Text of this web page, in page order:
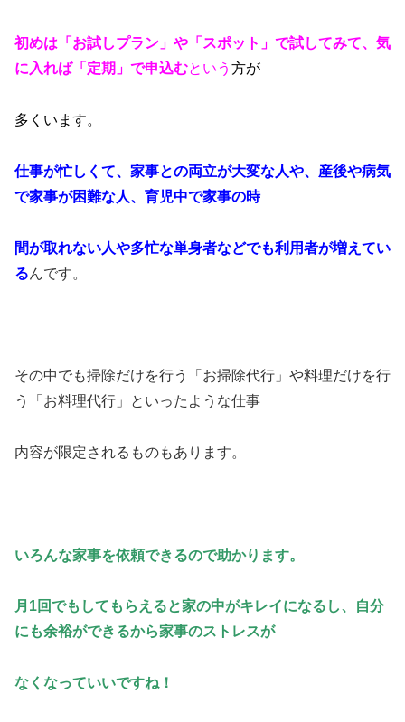
初めは「お試しプラン」や「スポット」で試してみて、気
に入れば「定期」で申込むという 方が
多 くいます。
仕事が忙しくて、家事との両立が大変な人や、産後や病気
で家事が困難な人、育児中で家事の時
間が取れない人や多忙な単身者などでも利用者が増えてい
るんです。
その中でも掃除だけを行う「お掃除代行」や料理だけを行
う「お料理代行」といったような仕事
内容が限定されるものもあります。
いろんな家事を依頼できるので助かります。
月1回でもしてもらえると家の中がキレイになるし、自分
にも余裕ができるから家事のストレスが
なくなっていいですね！